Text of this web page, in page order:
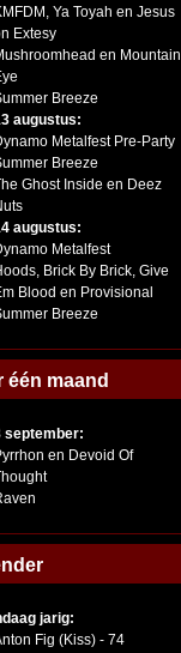
Ya Toyah en Jesus
Extesy
en Mountain
Breeze
augustus:
Metalfest Pre-Party
Breeze
Ghost Inside en Deez
augustus:
Metalfest
Brick By Brick, Give
Blood en Provisional
Breeze
één maand
september:
en Devoid Of
jarig:
Fig (Kiss) - 74